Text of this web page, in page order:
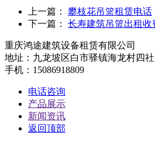
上一篇：
攀枝花吊篮租赁电话
下一篇：
长寿建筑吊篮出租收
重庆鸿途建筑设备租赁有限公司
地址：九龙坡区白市驿镇海龙村四社
手机：15086918809
电话咨询
产品展示
新闻资讯
返回顶部